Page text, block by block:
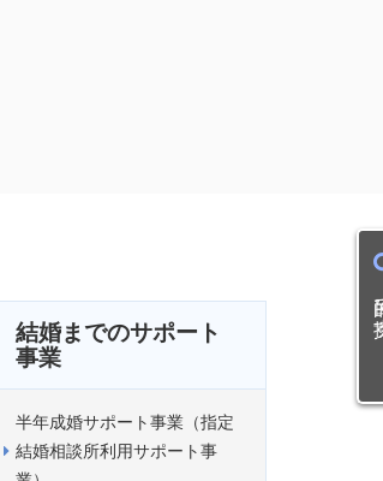
目
結婚までのサポート
事業
半年成婚サポート事業（指定
結婚相談所利用サポート事